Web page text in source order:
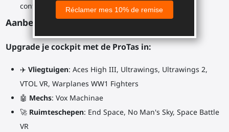
controllers.
Aanbevolen spellen:
Upgrade je cockpit met de ProTas in:
✈️ Vliegtuigen: Aces High III, Ultrawings, Ultrawings 2,
VTOL VR, Warplanes WW1 Fighters
🤖 Mechs: Vox Machinae
🚀 Ruimteschepen: End Space, No Man's Sky, Space Battle
VR